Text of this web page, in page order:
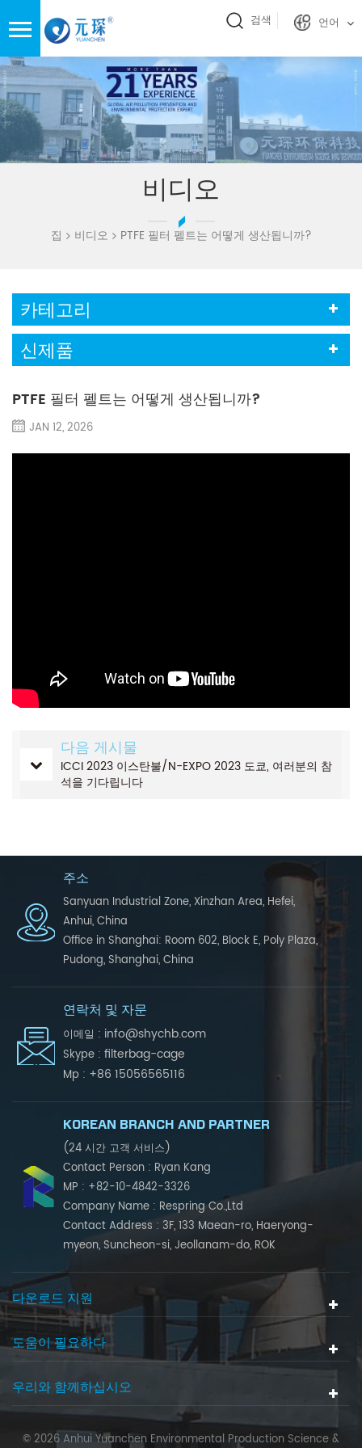
검색 언어
비디오
집 비디오 PTFE 필터 펠트는 어떻게 생산됩니까?
카테고리
신제품
PTFE 필터 펠트는 어떻게 생산됩니까?
JAN 12, 2026
다음 게시물
ICCI 2023 이스탄불/N-EXPO 2023 도쿄, 여러분의 참
석을 기다립니다
주소
Sanyuan Industrial Zone, Xinzhan Area, Hefei,
Anhui, China
Office in Shanghai: Room 602, Block E, Poly Plaza,
Pudong, Shanghai, China
연락처 및 자문
이메일 : info@shychb.com
Skype : filterbag-cage
Mp : +86 15056565116
KOREAN BRANCH AND PARTNER
(24 시간 고객 서비스)
Contact Person : Ryan Kang
MP : +82-10-4842-3326
Company Name : Respring Co.,Ltd
Contact Address : 3F, 133 Maean-ro, Haeryong-
myeon, Suncheon-si, Jeollanam-do, ROK
다운로드 지원
도움이 필요하다
우리와 함께하십시오
© 2026 Anhui Yuanchen Environmental Production Science &